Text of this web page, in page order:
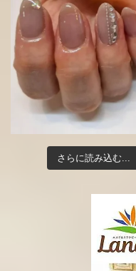
さらに読み込む...